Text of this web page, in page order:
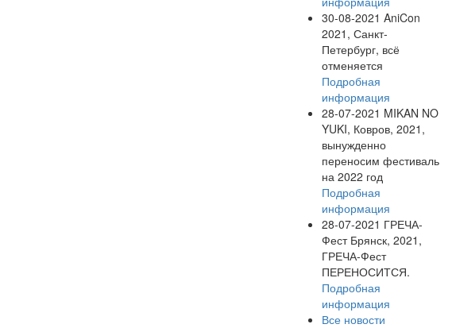
30-08-2021 AniCon
2021, Санкт-
Петербург, всё
отменяется
Подробная
информация
28-07-2021 MIKAN NO
YUKI, Ковров, 2021,
вынужденно
переносим фестиваль
на 2022 год
Подробная
информация
28-07-2021 ГРЕЧА-
Фест Брянск, 2021,
ГРЕЧА-Фест
ПЕРЕНОСИТСЯ.
Подробная
информация
Все новости